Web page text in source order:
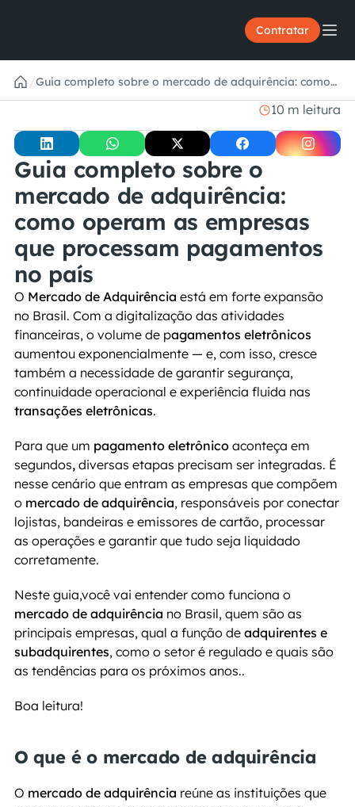
Contratar
/Guia completo sobre o mercado de adquirência: como
operam as empresas que processam pagamentos no
10 m leitura
Guia completo sobre o
mercado de adquirência:
como operam as empresas
que processam pagamentos
no país
O Mercado de Adquirência está em forte expansão
no Brasil. Com a digitalização das atividades
financeiras, o volume de pagamentos eletrônicos
aumentou exponencialmente — e, com isso, cresce
também a necessidade de garantir segurança,
transações eletrônicas.
Para que um pagamento eletrônico aconteça em
segundos, diversas etapas precisam ser integradas. É
nesse cenário que entram as empresas que compõem
o mercado de adquirência, responsáveis por conectar
lojistas, bandeiras e emissores de cartão, processar
as operações e garantir que tudo seja liquidado
corretamente.
Neste guia,você vai entender como funciona o
mercado de adquirência no Brasil, quem são as
principais empresas, qual a função de adquirentes e
subadquirentes, como o setor é regulado e quais são
as tendências para os próximos anos..
Boa leitura!
O que é o mercado de adquirência
O mercado de adquirência reúne as instituições que